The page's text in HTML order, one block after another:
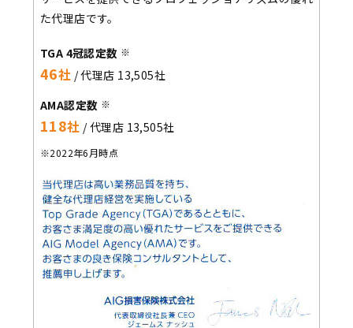
た代理店です。
TGA 4冠認定数 ※
46社 / 代理店 13,505社
AMA認定数 ※
118社 / 代理店 13,505社
※2022年6月時点